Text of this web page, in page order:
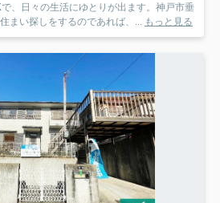
、日々の生活にゆとりが出ます。神戸市垂
まい探しをするのであれば、...
もっと見る